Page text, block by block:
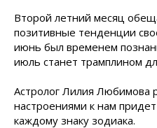
Второй летний месяц
позитивные тенденции
июнь был временем
июль станет трамплином
Астролог Лилия Любимова
настроениями к нам
каждому знаку зодиака.